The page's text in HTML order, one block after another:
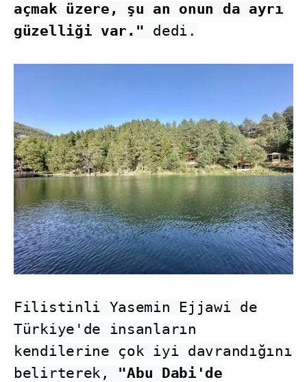
açmak üzere, şu an onun da ayrı
güzelliği var." dedi.
Filistinli Yasemin Ejjawi de
Türkiye'de insanların
kendilerine çok iyi davrandığını
belirterek, "Abu Dabi'de